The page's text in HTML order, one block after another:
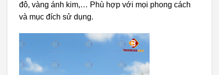
đô, vàng ánh kim,… Phù hợp với mọi phong cách
và mục đích sử dụng.